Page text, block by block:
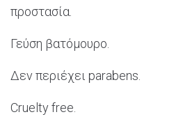
προστασία.
Γεύση βατόμουρο.
Δεν περιέχει parabens.
Crueltyfree.